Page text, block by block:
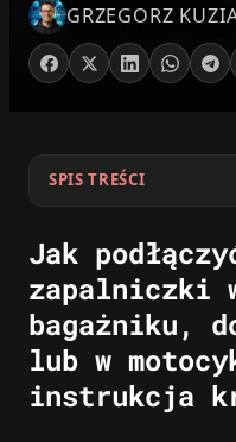
GRZEGORZ
SPIS TREŚCI
Jak
zapalniczki
bagażniku,
lub w
instrukcja